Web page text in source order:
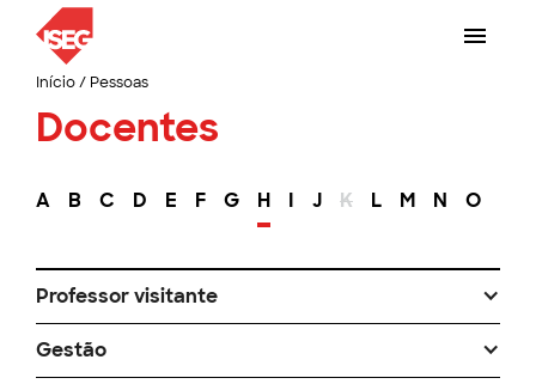
Início/ Pessoas
Docentes
A B C D E F G H I J K L M N O
Professor visitante
Gestão